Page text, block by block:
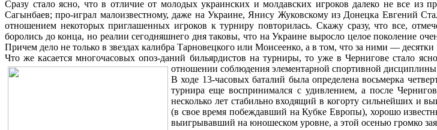
Сразу стало ясно, что в отличие от молодых украинских и молдавских игроков далеко не все из
Сагынбаев; про-играл малоизвестному, даже на Украине, Янису Жуковскому из Донецка Евгений
отношением некоторых приглашенных игроков к турниру повторилась. Скажу сразу, что все,
боролись до конца, но реалии сегодняшнего дня таковы, что на Украине выросло целое поколение
Причем дело не только в звездах калибра Тарновецкого или Моисеенко, а в том, что за ними — десятки
Что же касается многочасовых опоз-даний бильярдистов на турниры, то уже в Чернигове стало
отношении соблюдения элементарной спортивной
В ходе 13-часовых баталий была определена восьмерка
турнира еще воспринимался с удивлением, а после
несколько лет стабильно входящий в когорту сильнейших и
(в свое время побеждавший на Кубке Европы), хорошо
выигрывавший на юношеском уровне, а этой осенью громко